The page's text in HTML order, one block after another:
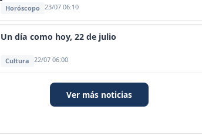
Horóscopo 23/07 06:10
Un día como hoy, 22 de julio
Cultura 22/07 06:00
Ver más noticias